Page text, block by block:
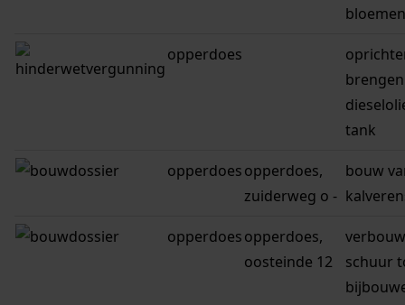
opperdoes
tank
opperdoesopperdoes,
zuiderweg o -
bouw
opperdoesopperdoes,
oosteinde 12
schuur